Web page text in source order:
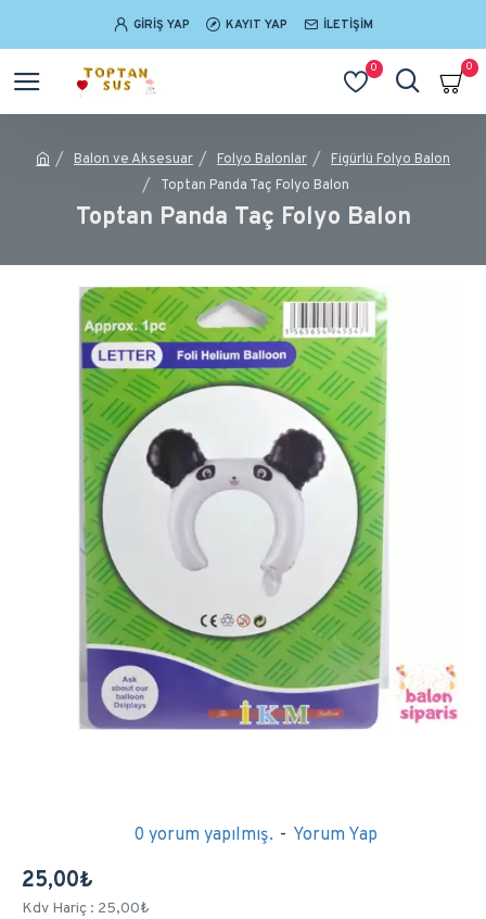
GIRIŞ YAP KAYIT YAP İLETIŞIM
0 0
Balon ve Aksesuar Folyo Balonlar
Figürlü Folyo Balon
Toptan Panda Taç Folyo Balon
Toptan Panda Taç Folyo Balon
0 yorum yapılmış. - Yorum Yap
25,00₺
Kdv Hariç : 25,00₺